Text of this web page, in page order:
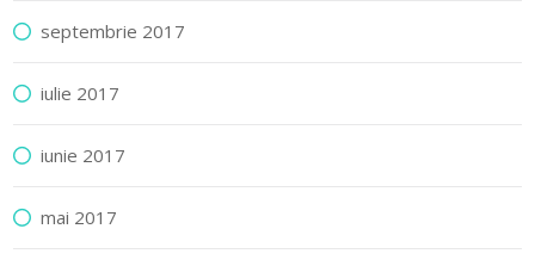
septembrie 2017
iulie 2017
iunie 2017
mai 2017